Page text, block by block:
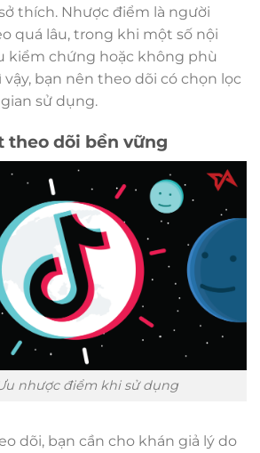
thích. Nhược điểm là người
quá lâu, trong khi một số nội
kiểm chứng hoặc không phù
vậy, bạn nên theo dõi có chọn lọc
sử dụng.
theo dõi bền vững
nhược điểm khi sử dụng
dõi, bạn cần cho khán giả lý do